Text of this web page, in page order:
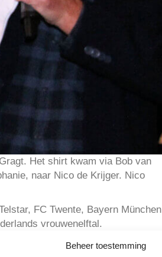
Beheer toestemming
Het shirt kwam via Bob van
naar Nico de Krijger. Nico
FC Twente, Bayern München
vrouwenelftal.
van Rooijen en Wesley Hoedt